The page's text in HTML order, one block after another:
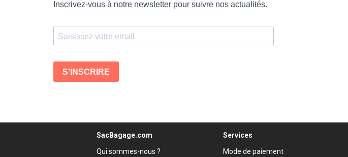
SacBagage.com
Qui sommes-nous ?
Services
Mode de paiement